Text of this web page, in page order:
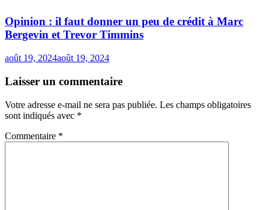
Opinion : il faut donner un peu de crédit à Marc
Bergevin et Trevor Timmins
août 19, 2024août 19, 2024
Laisser un commentaire
Votre adresse e-mail ne sera pas publiée. Les champs obligatoires
sont indiqués avec *
Commentaire *